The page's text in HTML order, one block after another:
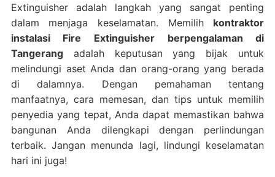
Extinguisher adalah langkah yang sangat penting
dalam menjaga keselamatan. Memilih kontraktor
instalasi Fire Extinguisher berpengalaman di
Tangerangadalah keputusan yang bijak untuk
melindungi aset Anda dan orang-orang yang berada
di dalamnya. Dengan pemahaman tentang
manfaatnya, cara memesan, dan tips untuk memilih
penyedia yang tepat, Anda dapat memastikan bahwa
bangunan Anda dilengkapi dengan perlindungan
terbaik. Jangan menunda lagi, lindungi keselamatan
hari ini juga!